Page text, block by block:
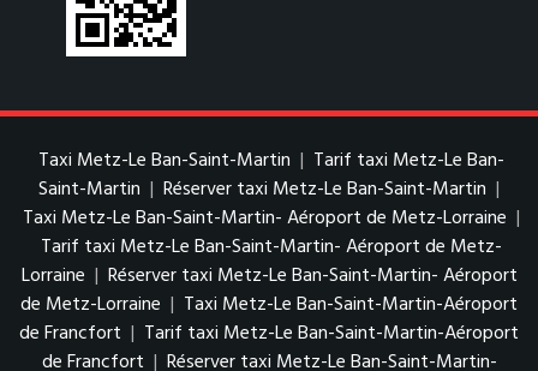
Taxi Metz-Le Ban-Saint-Martin | Tarif taxi Metz-Le Ban-
Saint-Martin | Réserver taxi Metz-Le Ban-Saint-Martin |
Taxi Metz-Le Ban-Saint-Martin- Aéroport de Metz-Lorraine |
Tarif taxi Metz-Le Ban-Saint-Martin- Aéroport de Metz-
Lorraine | Réserver taxi Metz-Le Ban-Saint-Martin- Aéroport
de Metz-Lorraine | Taxi Metz-Le Ban-Saint-Martin-Aéroport
de Francfort | Tarif taxi Metz-Le Ban-Saint-Martin-Aéroport
de Francfort | Réserver taxi Metz-Le Ban-Saint-Martin-